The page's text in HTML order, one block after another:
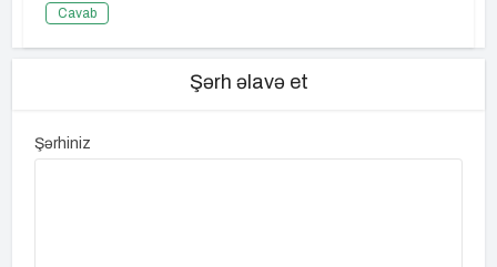
Cavab
Şərh əlavə et
Şərhiniz